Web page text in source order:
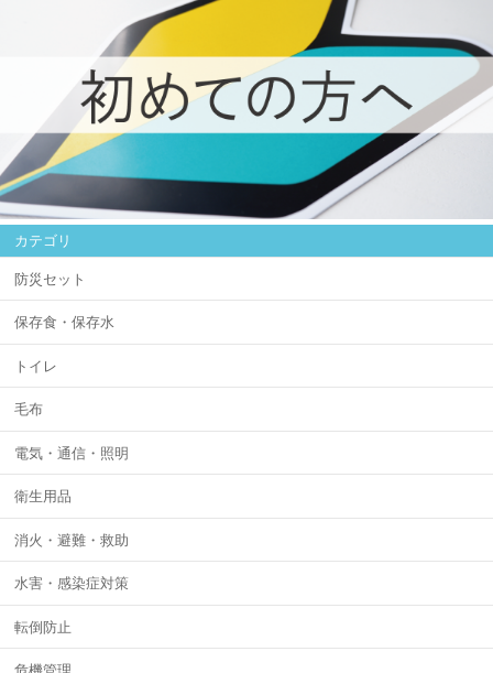
カテゴリ
防災セット
保存食・保存水
トイレ
毛布
電気・通信・照明
衛生用品
消火・避難・救助
水害・感染症対策
転倒防止